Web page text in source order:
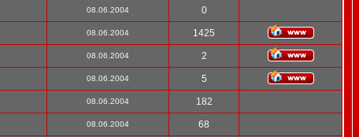
08.06.2004 0
08.06.2004 1425
08.06.2004 2
08.06.2004 5
08.06.2004 182
08.06.2004 68